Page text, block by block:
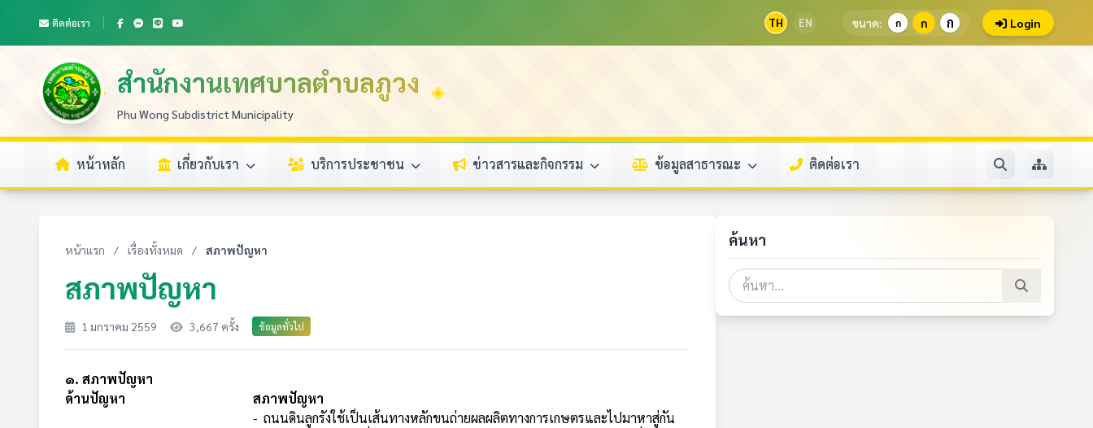
ติดต่อเรา TH EN ขนาด: ก ก ก Login
สำนักงานเทศบาลตำบลภูวง
Phu Wong Subdistrict Municipality
หน้าหลัก เกี่ยวกับเรา บริการประชาชน ข่าวสารและกิจกรรม ข้อมูลสาธารณะ ติดต่อเรา
หน้าแรก / เรื่องทั้งหมด / สภาพปัญหา
สภาพปัญหา
1 มกราคม 2559 3,667 ครั้ง ข้อมูลทั่วไป
๑. สภาพปัญหา
ด้านปัญหา
สภาพปัญหา
- ถนนดินลูกรังใช้เป็นเส้นทางหลักขนถ่ายผลผลิตทางการเกษตรและไปมาหาสู่กัน
ค้นหา